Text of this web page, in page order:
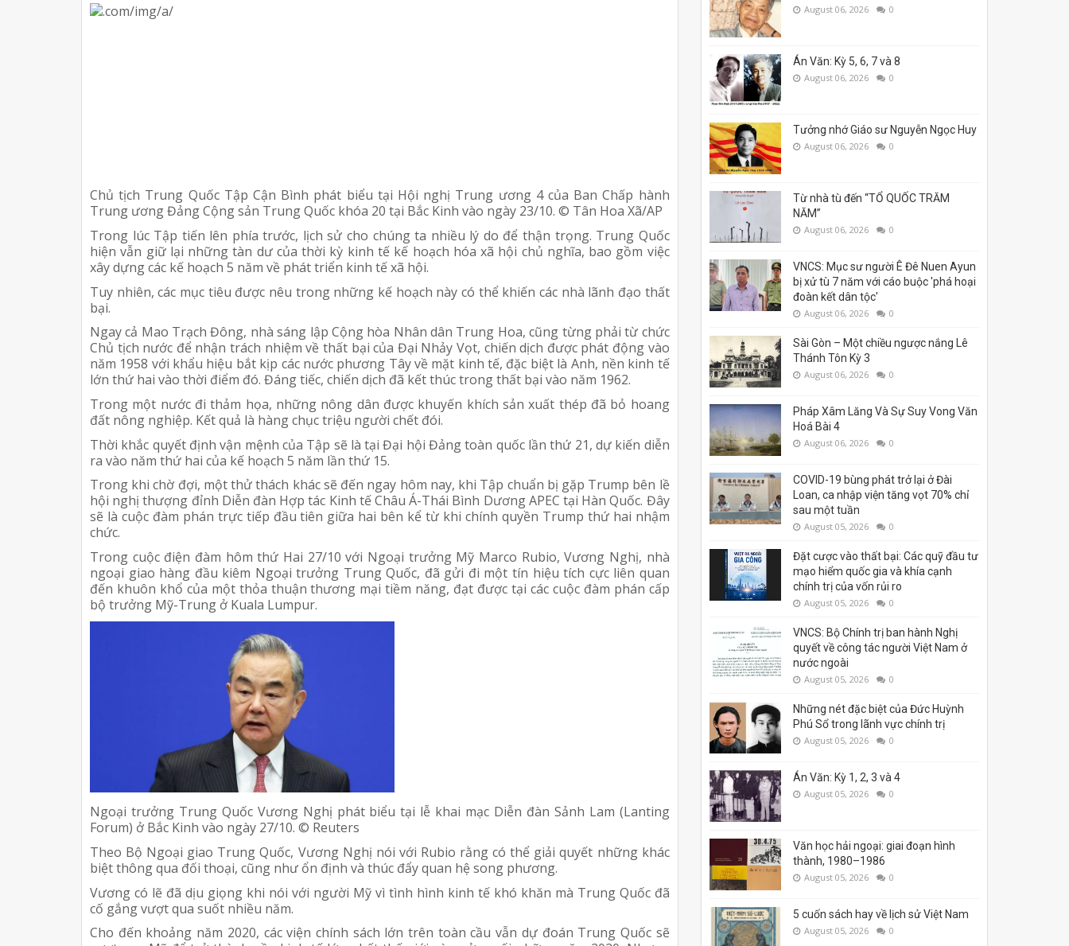
Chủ tịch Trung Quốc Tập Cận Bình phát biểu tại Hội nghị Trung ương 4 của Ban Chấp hành
Trung ương Đảng Cộng sản Trung Quốc khóa 20 tại Bắc Kinh vào ngày 23/10. © Tân Hoa Xã/AP
Trong lúc Tập tiến lên phía trước, lịch sử cho chúng ta nhiều lý do để thận trọng. Trung Quốc
hiện vẫn giữ lại những tàn dư của thời kỳ kinh tế kế hoạch hóa xã hội chủ nghĩa, bao gồm việc
xây dựng các kế hoạch 5 năm về phát triển kinh tế xã hội.
Tuy nhiên, các mục tiêu được nêu trong những kế hoạch này có thể khiến các nhà lãnh đạo thất
bại.
Ngay cả Mao Trạch Đông, nhà sáng lập Cộng hòa Nhân dân Trung Hoa, cũng từng phải từ chức
Chủ tịch nước để nhận trách nhiệm về thất bại của Đại Nhảy Vọt, chiến dịch được phát động vào
năm 1958 với khẩu hiệu bắt kịp các nước phương Tây về mặt kinh tế, đặc biệt là Anh, nền kinh tế
lớn thứ hai vào thời điểm đó. Đáng tiếc, chiến dịch đã kết thúc trong thất bại vào năm 1962.
Trong một nước đi thảm họa, những nông dân được khuyến khích sản xuất thép đã bỏ hoang
đất nông nghiệp. Kết quả là hàng chục triệu người chết đói.
Thời khắc quyết định vận mệnh của Tập sẽ là tại Đại hội Đảng toàn quốc lần thứ 21, dự kiến diễn
ra vào năm thứ hai của kế hoạch 5 năm lần thứ 15.
Trong khi chờ đợi, một thử thách khác sẽ đến ngay hôm nay, khi Tập chuẩn bị gặp Trump bên lề
hội nghị thượng đỉnh Diễn đàn Hợp tác Kinh tế Châu Á-Thái Bình Dương APEC tại Hàn Quốc. Đây
sẽ là cuộc đàm phán trực tiếp đầu tiên giữa hai bên kể từ khi chính quyền Trump thứ hai nhậm
chức.
Trong cuộc điện đàm hôm thứ Hai 27/10 với Ngoại trưởng Mỹ Marco Rubio, Vương Nghị, nhà
ngoại giao hàng đầu kiêm Ngoại trưởng Trung Quốc, đã gửi đi một tín hiệu tích cực liên quan
đến khuôn khổ của một thỏa thuận thương mại tiềm năng, đạt được tại các cuộc đàm phán cấp
bộ trưởng Mỹ-Trung ở Kuala Lumpur.
Ngoại trưởng Trung Quốc Vương Nghị phát biểu tại lễ khai mạc Diễn đàn Sảnh Lam (Lanting
Forum) ở Bắc Kinh vào ngày 27/10. © Reuters
Theo Bộ Ngoại giao Trung Quốc, Vương Nghị nói với Rubio rằng có thể giải quyết những khác
biệt thông qua đối thoại, cũng như ổn định và thúc đẩy quan hệ song phương.
Vương có lẽ đã dịu giọng khi nói với người Mỹ vì tình hình kinh tế khó khăn mà Trung Quốc đã
cố gắng vượt qua suốt nhiều năm.
Cho đến khoảng năm 2020, các viện chính sách lớn trên toàn cầu vẫn dự đoán Trung Quốc sẽ
August 06, 2026 0
Án Văn: Kỳ 5, 6, 7 và 8
August 06, 2026 0
Tưởng nhớ Giáo sư Nguyễn Ngọc Huy
August 06, 2026 0
Từ nhà tù đến “TỔ QUỐC TRĂM
NĂM”
August 06, 2026 0
VNCS: Mục sư người Ê Đê Nuen Ayun
bị xử tù 7 năm với cáo buộc 'phá hoại
đoàn kết dân tộc'
August 06, 2026 0
Sài Gòn – Một chiều ngược nắng Lê
Thánh Tôn Kỳ 3
August 06, 2026 0
Pháp Xâm Lăng Và Sự Suy Vong Văn
Hoá Bài 4
August 06, 2026 0
COVID-19 bùng phát trở lại ở Đài
Loan, ca nhập viện tăng vọt 70% chỉ
sau một tuần
August 05, 2026 0
Đặt cược vào thất bại: Các quỹ đầu tư
mạo hiểm quốc gia và khía cạnh
chính trị của vốn rủi ro
August 05, 2026 0
VNCS: Bộ Chính trị ban hành Nghị
quyết về công tác người Việt Nam ở
nước ngoài
August 05, 2026 0
Những nét đặc biệt của Đức Huỳnh
Phú Sổ trong lãnh vực chính trị
August 05, 2026 0
Án Văn: Kỳ 1, 2, 3 và 4
August 05, 2026 0
Văn học hải ngoại: giai đoạn hình
thành, 1980–1986
August 05, 2026 0
5 cuốn sách hay về lịch sử Việt Nam
August 05, 2026 0